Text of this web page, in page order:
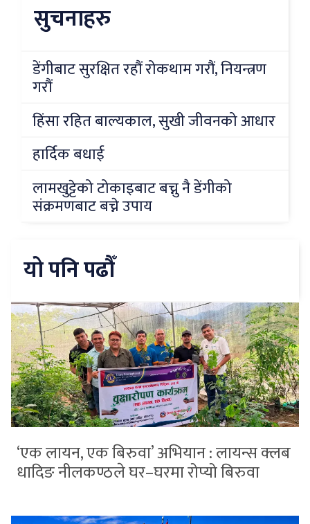
सुचनाहरु
डेंगीबाट सुरक्षित रहौं रोकथाम गरौं, नियन्त्रण
गरौं
हिंसा रहित बाल्यकाल, सुखी जीवनको आधार
हार्दिक बधाई
लामखुट्टेको टोकाइबाट बच्नु नै डेंगीको
संक्रमणबाट बच्ने उपाय
यो पनि पढौँ
‘एक लायन, एक बिरुवा’ अभियान : लायन्स क्लब
धादिङ नीलकण्ठले घर–घरमा रोप्यो बिरुवा